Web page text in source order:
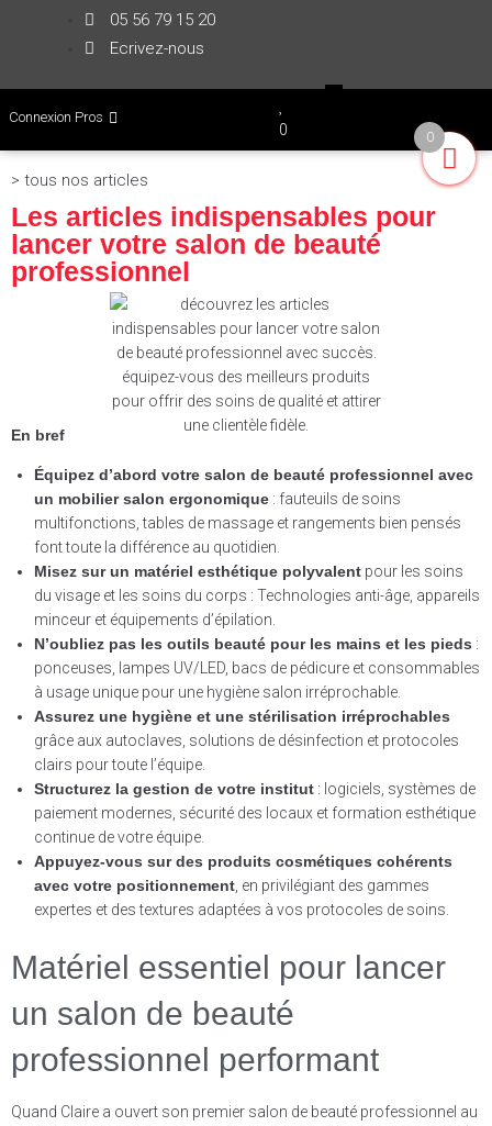
Connexion Pros
05 56 79 15 20
Ecrivez-nous
0
> tous nos articles
Les articles indispensables pour
lancer votre salon de beauté
professionnel
En bref
Équipez d’abord votre salon de beauté professionnel avec
un mobilier salon ergonomique : fauteuils de soins
multifonctions, tables de massage et rangements bien pensés
font toute la différence au quotidien.
Misez sur un matériel esthétique polyvalent pour les soins
du visage et les soins du corps : Technologies anti-âge, appareils
minceur et équipements d’épilation.
N’oubliez pas les outils beauté pour les mains et les pieds :
ponceuses, lampes UV/LED, bacs de pédicure et consommables
à usage unique pour une hygiène salon irréprochable.
Assurez une hygiène et une stérilisation irréprochables
grâce aux autoclaves, solutions de désinfection et protocoles
clairs pour toute l’équipe.
Structurez la gestion de votre institut : logiciels, systèmes de
paiement modernes, sécurité des locaux et formation esthétique
continue de votre équipe.
Appuyez-vous sur des produits cosmétiques cohérents
avec votre positionnement , en privilégiant des gammes
expertes et des textures adaptées à vos protocoles de soins.
Matériel essentiel pour lancer
un salon de beauté
professionnel performant
Quand Claire a ouvert son premier salon de beauté professionnel au
0